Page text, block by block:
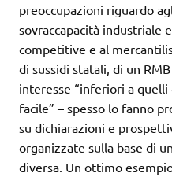
preoccupazioni riguardo
sovraccapacità industriale
competitive e al
di sussidi statali, di un
interesse “inferiori a quelli
facile” – spesso lo fanno
su dichiarazioni e
organizzate sulla base di
diversa. Un ottimo